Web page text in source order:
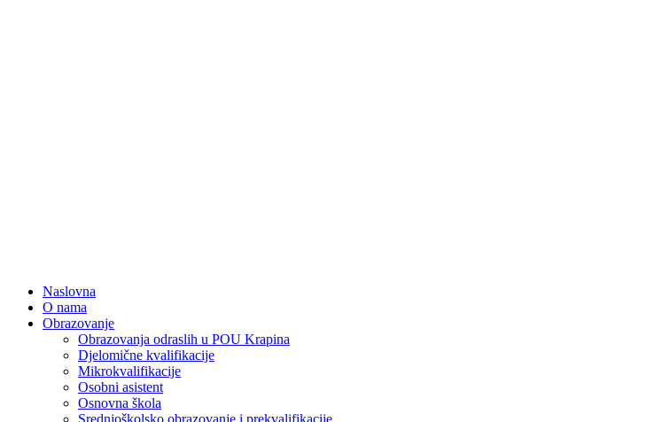
Naslovna
O nama
Obrazovanje
Obrazovanja odraslih u POU Krapina
Djelomične kvalifikacije
Mikrokvalifikacije
Osobni asistent
Osnovna škola
Srednjoškolsko obrazovanje i prekvalifikacije